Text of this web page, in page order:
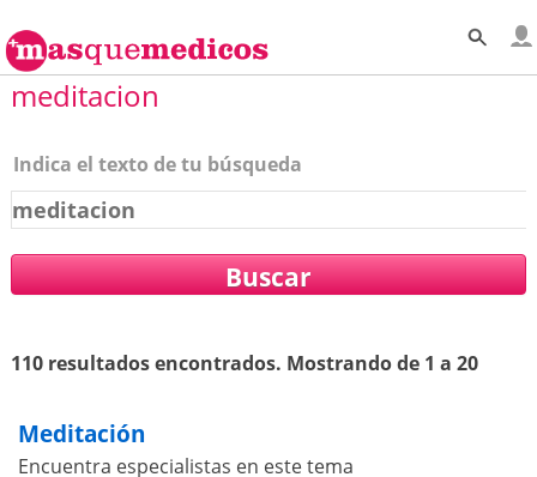
meditacion
Indica el texto de tu búsqueda
110 resultados encontrados. Mostrando de 1 a 20
Meditación
Encuentra especialistas en este tema